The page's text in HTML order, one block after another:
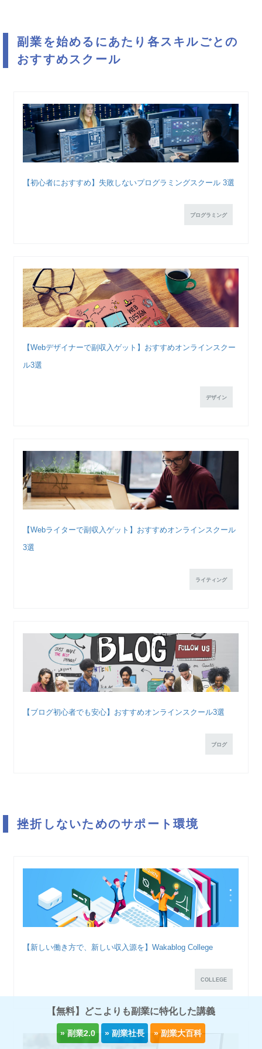
副業を始めるにあたり各スキルごとの
おすすめスクール
【初心者におすすめ】失敗しないプログラミングスクール 3選
プログラミング
【Webデザイナーで副収入ゲット】おすすめオンラインスクー
ル3選
デザイン
【Webライターで副収入ゲット】おすすめオンラインスクール
3選
ライティング
【ブログ初心者でも安心】おすすめオンラインスクール3選
ブログ
挫折しないためのサポート環境
【新しい働き方で、新しい収入源を】Wakablog College
COLLEGE
【無料】どこよりも副業に特化した講義